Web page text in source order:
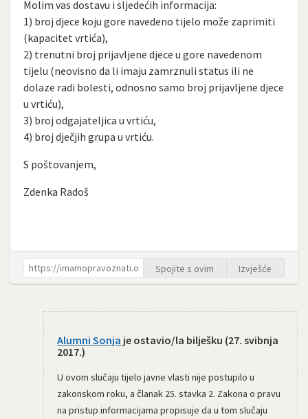
Molim vas dostavu i sljedećih informacija:
1) broj djece koju gore navedeno tijelo može zaprimiti
(kapacitet vrtića),
2) trenutni broj prijavljene djece u gore navedenom
tijelu (neovisno da li imaju zamrznuli status ili ne
dolaze radi bolesti, odnosno samo broj prijavljene djece
u vrtiću),
3) broj odgajateljica u vrtiću,
4) broj dječjih grupa u vrtiću.
S poštovanjem,
Zdenka Radoš
Spojite s ovim Izvješće
Alumni Sonja je ostavio/la bilješku (27. svibnja
2017.)
U ovom slučaju tijelo javne vlasti nije postupilo u
zakonskom roku, a članak 25. stavka 2. Zakona o pravu
na pristup informacijama propisuje da u tom slučaju